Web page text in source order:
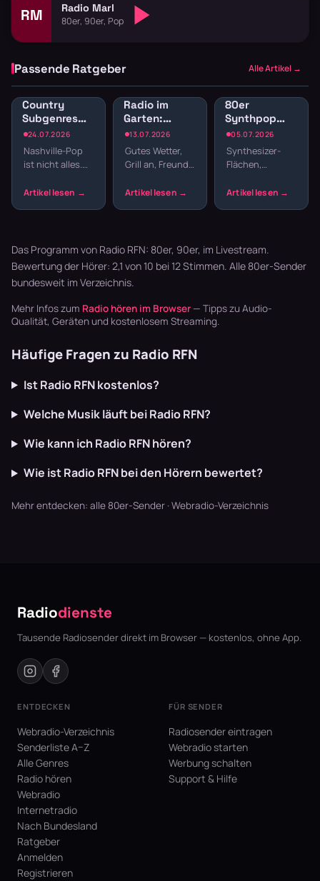
RM Radio Marl
80er, 90er, Pop
Passende Ratgeber Alle Artikel →
24.07.2026
Country
Subgenres
Radio:
Bluegrass,
Honky Tonk
und
Americana
Nashville-Pop
ist nicht alles.
Wurzeln, die
Bluegrass …
13.07.2026
Radio im
Garten:
Sender für
Gartenparty
und
Grillabend
Gutes Wetter,
Grill an, Freunde
noch die
Garten läu…
05.07.2026
80er
Synthpop
Radio: New
Wave und
elektronische
Hits
Synthesizer-
Flächen,
Melodien und
Synthpop war
der Sound…
Das Programm von Radio RFN: 80er, 90er, im Livestream.
Bewertung der Hörer: 2,1 von 10 bei 12 Stimmen. Alle 80er-Sender
bundesweit im Verzeichnis.
Mehr Infos zum Radio hören im Browser — Tipps zu Audio-
Qualität, Geräten und kostenlosem Streaming.
Häufige Fragen zu Radio RFN
Ist Radio RFN kostenlos?
Welche Musik läuft bei Radio RFN?
Wie kann ich Radio RFN hören?
Wie ist Radio RFN bei den Hörern bewertet?
Mehr entdecken: alle 80er-Sender · Webradio-Verzeichnis
Radiodienste
Tausende Radiosender direkt im Browser — kostenlos, ohne App.
ENTDECKEN
Webradio-Verzeichnis
Senderliste A–Z
Alle Genres
Radio hören
Webradio
Internetradio
Nach Bundesland
Ratgeber
Anmelden
Registrieren
FÜR SENDER
Radiosender eintragen
Webradio starten
Werbung schalten
Support & Hilfe